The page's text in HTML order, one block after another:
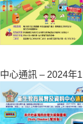
中心通訊 – 2024年